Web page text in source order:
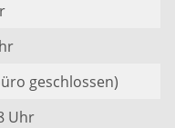
geschlossen)
Uhr